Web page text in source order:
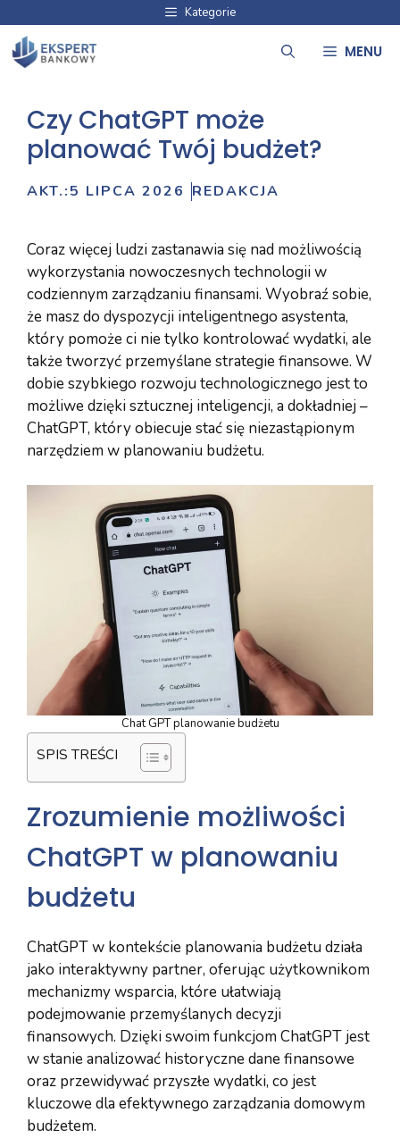
treści
Kategorie
MENU
Czy ChatGPT może
planować Twój budżet?
AKT.:5 LIPCA 2026 REDAKCJA
Coraz więcej ludzi zastanawia się nad możliwością
wykorzystania nowoczesnych technologii w
codziennym zarządzaniu finansami. Wyobraź sobie,
że masz do dyspozycji inteligentnego asystenta,
który pomoże ci nie tylko kontrolować wydatki, ale
także tworzyć przemyślane strategie finansowe. W
dobie szybkiego rozwoju technologicznego jest to
możliwe dzięki sztucznej inteligencji, a dokładniej –
ChatGPT, który obiecuje stać się niezastąpionym
narzędziem w planowaniu budżetu.
Chat GPT planowanie budżetu
SPIS TREŚCI
Zrozumienie możliwości
ChatGPT w planowaniu
budżetu
ChatGPT w kontekście planowania budżetu działa
jako interaktywny partner, oferując użytkownikom
mechanizmy wsparcia, które ułatwiają
podejmowanie przemyślanych decyzji
finansowych. Dzięki swoim funkcjom ChatGPT jest
w stanie analizować historyczne dane finansowe
oraz przewidywać przyszłe wydatki, co jest
kluczowe dla efektywnego zarządzania domowym
budżetem.